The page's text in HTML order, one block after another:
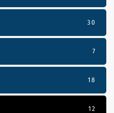
30
7
18
12